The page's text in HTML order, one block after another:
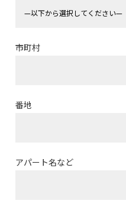
市町村
番地
アパート名など